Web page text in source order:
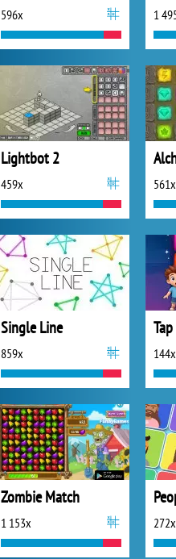
596x 1
Lightbot 2
459x 561x
Single Line
859x 144x
Zombie Match
1 153x 272x